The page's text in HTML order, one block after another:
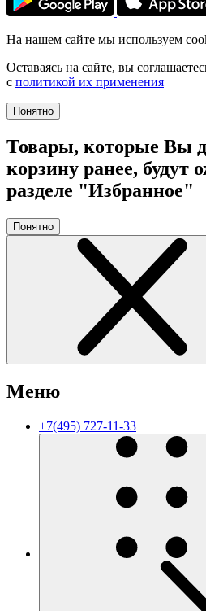
На нашем сайте мы используем
Оставаясь на сайте, вы
с политикой их применения
Понятно
Товары, которые Вы
корзину ранее, будут
разделе "Избранное"
Понятно
Меню
+7(495) 727-11-33